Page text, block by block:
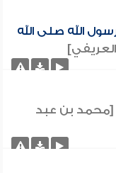
الله صلى الله
[محمد بن عبد